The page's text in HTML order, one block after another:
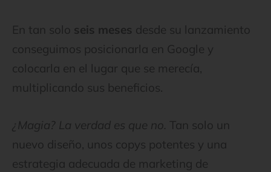
En tan solo seis meses desde su lanzamiento
conseguimos posicionarla en Google y
colocarla en el lugar que se merecía,
multiplicando sus beneficios.
¿Magia? La verdad es que no. Tan solo un
nuevo diseño, unos copys potentes y una
estrategia adecuada de marketing de